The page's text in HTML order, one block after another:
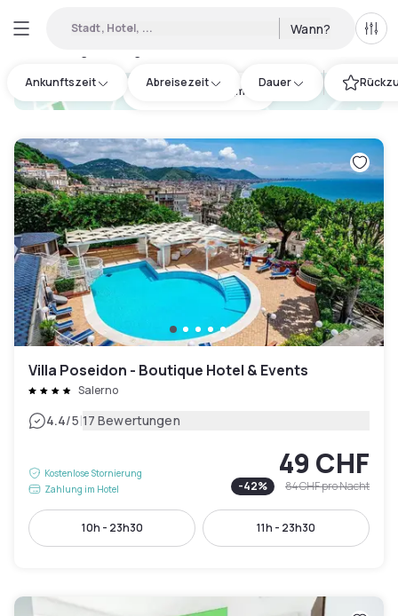
Stadt, Hotel, ... Wann? Alle
Ankunftszeit Abreisezeit Dauer
hotel.cta.view_map
Villa Poseidon - Boutique Hotel & Events
Salerno
4.4/5|17 Bewertungen
Kostenlose Stornierung
Zahlung im Hotel
49 CHF
-42% 84 CHFpro Nacht
10h - 23h30 11h - 23h30